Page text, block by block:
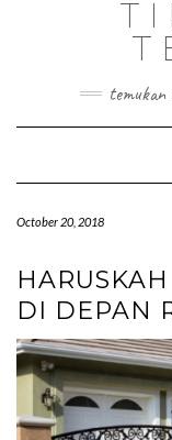
October 20, 2018
DI DEPAN